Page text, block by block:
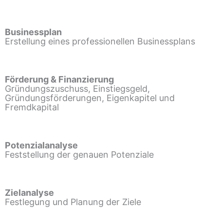
Businessplan
Erstellung eines professionellen Businessplans
Förderung & Finanzierung
Gründungszuschuss, Einstiegsgeld,
Gründungsförderungen, Eigenkapitel und
Fremdkapital
Potenzialanalyse
Feststellung der genauen Potenziale
Zielanalyse
Festlegung und Planung der Ziele